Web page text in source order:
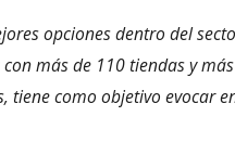
opciones dentro del
más de 110 tiendas y
tiene como objetivo evocar